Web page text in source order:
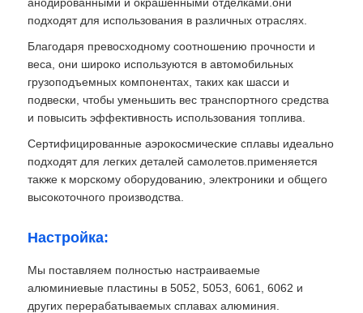
ламинированная алюминиевая фольга
Алюминиевые сотовые панели
Алюминиевый сот
Зеркальный алюминий
подходят для использования в различных отраслях.
Благодаря превосходному соотношению прочности и
веса, они широко используются в автомобильных
грузоподъемных компонентах, таких как шасси и
подвески, чтобы уменьшить вес транспортного средства
и повысить эффективность использования топлива.
Сертифицированные аэрокосмические сплавы идеально
подходят для легких деталей самолетов.применяется
также к морскому оборудованию, электроники и общего
высокоточного производства.
Настройка:
Мы поставляем полностью настраиваемые
алюминиевые пластины в 5052, 5053, 6061, 6062 и
других перерабатываемых сплавах алюминия.